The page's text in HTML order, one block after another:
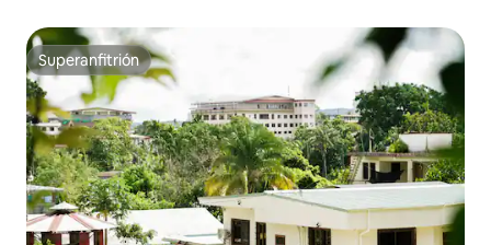
Superanfitrión
Superanfitrión